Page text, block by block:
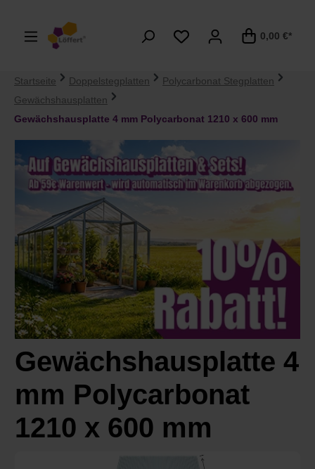
0,00 €*
Startseite Doppelstegplatten
Polycarbonat Stegplatten
Gewächshausplatten
Gewächshausplatte 4 mm Polycarbonat 1210 x 600 mm
Gewächshausplatte 4
mm Polycarbonat
1210 x 600 mm